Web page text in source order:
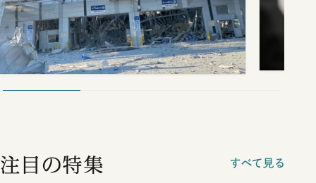
注目の特集 すべて見る